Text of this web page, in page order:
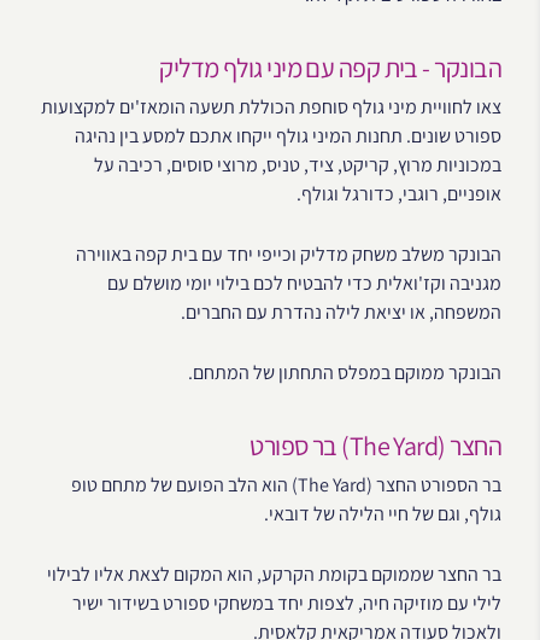
הבונקר - בית קפה עם מיני גולף מדליק
צאו לחוויית מיני גולף סוחפת הכוללת תשעה הומאז'ים למקצועות
ספורט שונים. תחנות המיני גולף ייקחו אתכם למסע בין נהיגה
במכוניות מרוץ, קריקט, ציד, טניס, מרוצי סוסים, רכיבה על
אופניים, רוגבי, כדורגל וגולף.
הבונקר משלב משחק מדליק וכייפי יחד עם בית קפה באווירה
מגניבה וקז'ואלית כדי להבטיח לכם בילוי יומי מושלם עם
המשפחה, או יציאת לילה נהדרת עם החברים.
הבונקר ממוקם במפלס התחתון של המתחם.
החצר (The Yard) בר ספורט
בר הספורט החצר (The Yard) הוא הלב הפועם של מתחם טופ
גולף, וגם של חיי הלילה של דובאי.
בר החצר שממוקם בקומת הקרקע, הוא המקום לצאת אליו לבילוי
לילי עם מוזיקה חיה, לצפות יחד במשחקי ספורט בשידור ישיר
ולאכול סעודה אמריקאית קלאסית.